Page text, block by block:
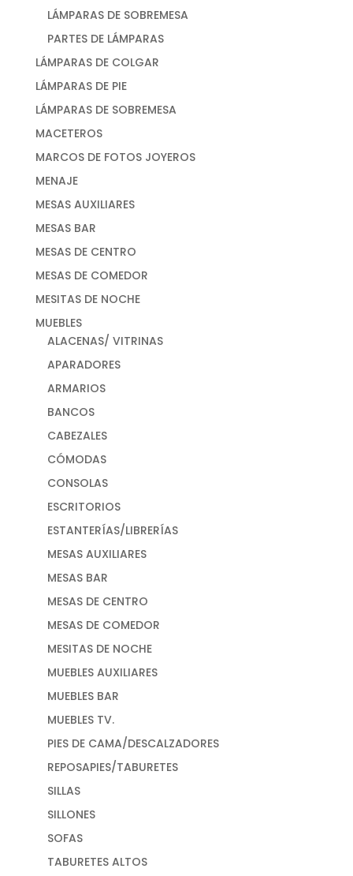
LÁMPARAS DE SOBREMESA
PARTES DE LÁMPARAS
LÁMPARAS DE COLGAR
LÁMPARAS DE PIE
LÁMPARAS DE SOBREMESA
MACETEROS
MARCOS DE FOTOS JOYEROS
MENAJE
MESAS AUXILIARES
MESAS BAR
MESAS DE CENTRO
MESAS DE COMEDOR
MESITAS DE NOCHE
MUEBLES
ALACENAS/ VITRINAS
APARADORES
ARMARIOS
BANCOS
CABEZALES
CÓMODAS
CONSOLAS
ESCRITORIOS
ESTANTERÍAS/LIBRERÍAS
MESAS AUXILIARES
MESAS BAR
MESAS DE CENTRO
MESAS DE COMEDOR
MESITAS DE NOCHE
MUEBLES AUXILIARES
MUEBLES BAR
MUEBLES TV.
PIES DE CAMA/DESCALZADORES
REPOSAPIES/TABURETES
SILLAS
SILLONES
SOFAS
TABURETES ALTOS